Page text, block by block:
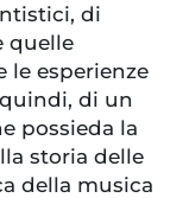
di
quelle
le esperienze
di un
possieda la
storia delle
della musica